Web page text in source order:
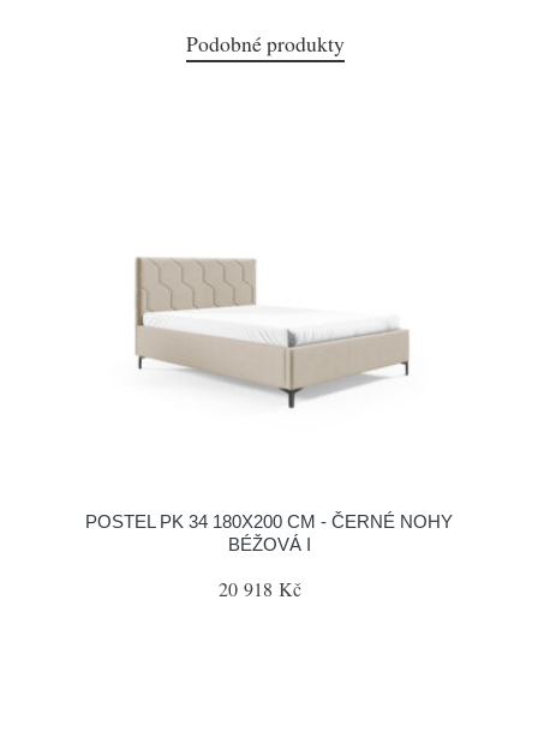
Podobné produkty
POSTEL PK 34 180X200 CM - ČERNÉ NOHY
BÉŽOVÁ I
20 918 Kč